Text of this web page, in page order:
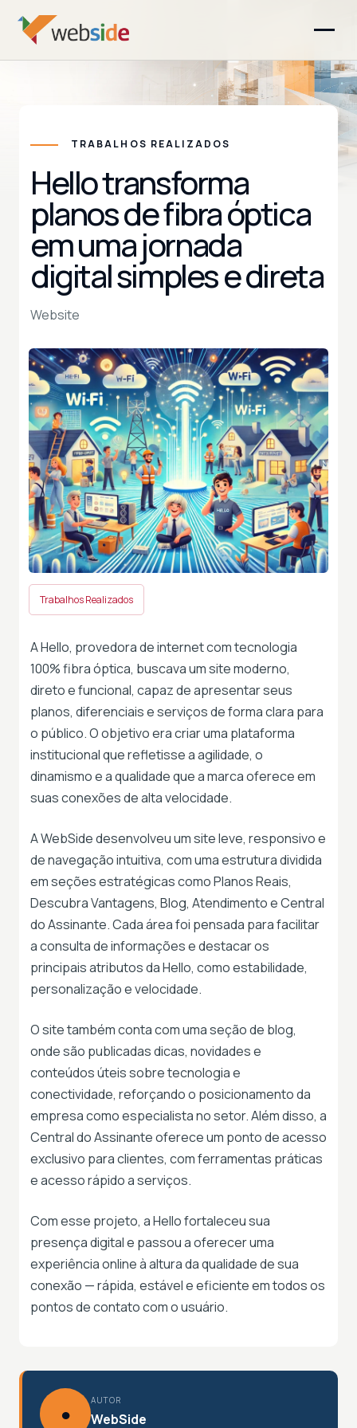
TRABALHOS REALIZADOS
Hello transforma
planos de fibra óptica
em uma jornada
digital simples e direta
Website
Trabalhos Realizados
A Hello, provedora de internet com tecnologia
100% fibra óptica, buscava um site moderno,
direto e funcional, capaz de apresentar seus
planos, diferenciais e serviços de forma clara para
o público. O objetivo era criar uma plataforma
institucional que refletisse a agilidade, o
dinamismo e a qualidade que a marca oferece em
suas conexões de alta velocidade.
A WebSide desenvolveu um site leve, responsivo e
de navegação intuitiva, com uma estrutura dividida
em seções estratégicas como Planos Reais,
Descubra Vantagens, Blog, Atendimento e Central
do Assinante. Cada área foi pensada para facilitar
a consulta de informações e destacar os
principais atributos da Hello, como estabilidade,
personalização e velocidade.
O site também conta com uma seção de blog,
onde são publicadas dicas, novidades e
conteúdos úteis sobre tecnologia e
conectividade, reforçando o posicionamento da
empresa como especialista no setor. Além disso, a
Central do Assinante oferece um ponto de acesso
exclusivo para clientes, com ferramentas práticas
e acesso rápido a serviços.
Com esse projeto, a Hello fortaleceu sua
presença digital e passou a oferecer uma
experiência online à altura da qualidade de sua
conexão — rápida, estável e eficiente em todos os
pontos de contato com o usuário.
●
AUTOR
WebSide